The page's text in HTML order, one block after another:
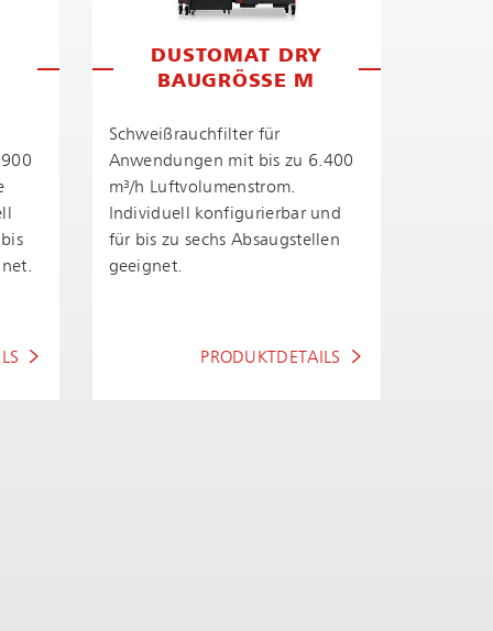
DUSTOMAT DRY
BAUGRÖSSE M
Schwei­ßrauch­fil­ter für
Anwendungen mit bis zu 6.400
m³/h Luft­vo­lu­men­strom.
Individuell konfigurierbar und
für bis zu sechs Absaugstellen
geeignet.
PRODUKTDETAILS